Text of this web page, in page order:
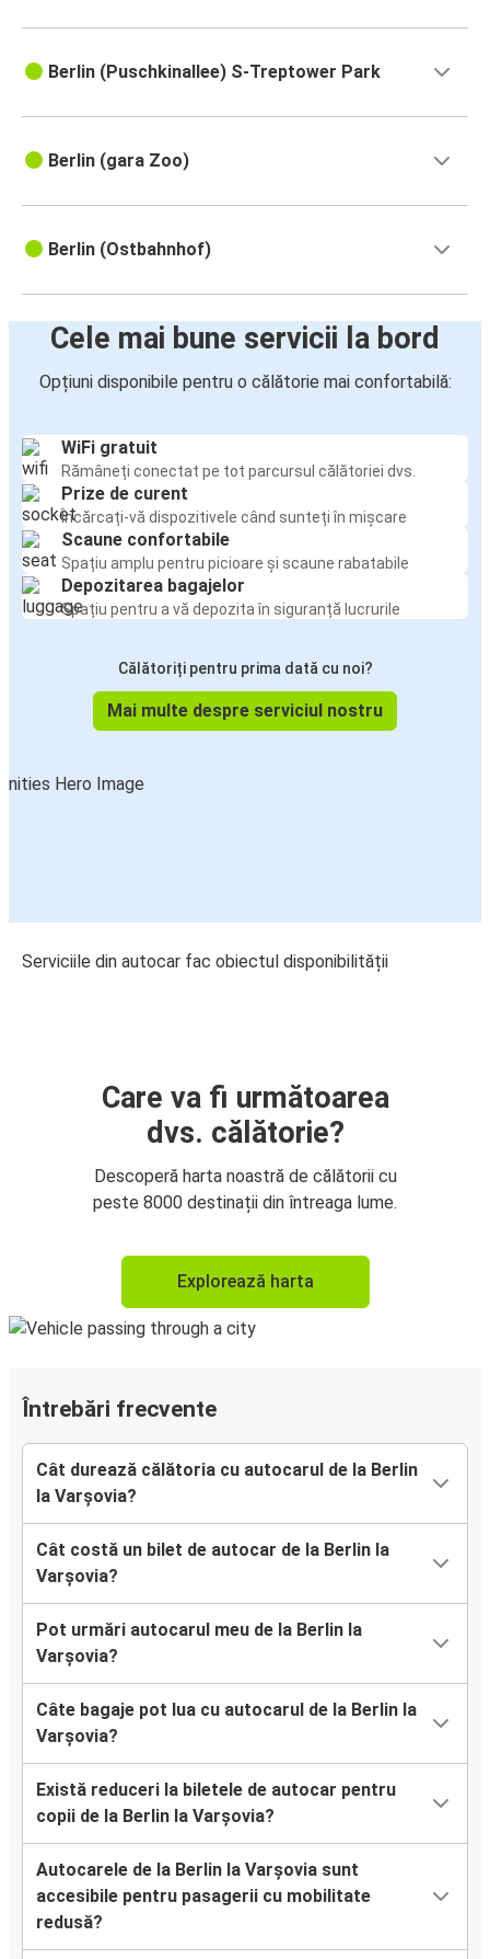
Berlin (Puschkinallee) S-Treptower Park
Berlin (gara Zoo)
Berlin (Ostbahnhof)
Cele mai bune servicii la bord
Opțiuni disponibile pentru o călătorie mai confortabilă:
WiFi gratuit
Rămâneți conectat pe tot parcursul călătoriei dvs.
Prize de curent
Încărcați-vă dispozitivele când sunteți în mișcare
Scaune confortabile
Spațiu amplu pentru picioare și scaune rabatabile
Depozitarea bagajelor
Spațiu pentru a vă depozita în siguranță lucrurile
Călătoriți pentru prima dată cu noi?
Mai multe despre serviciul nostru
Serviciile din autocar fac obiectul disponibilității
Care va fi următoarea
dvs. călătorie?
Descoperă harta noastră de călătorii cu
peste 8000 destinații din întreaga lume.
Explorează harta
Întrebări frecvente
Cât durează călătoria cu autocarul de la Berlin
la Varșovia?
Cât costă un bilet de autocar de la Berlin la
Varșovia?
Pot urmări autocarul meu de la Berlin la
Varșovia?
Câte bagaje pot lua cu autocarul de la Berlin la
Varșovia?
Există reduceri la biletele de autocar pentru
copii de la Berlin la Varșovia?
Autocarele de la Berlin la Varșovia sunt
accesibile pentru pasagerii cu mobilitate
redusă?